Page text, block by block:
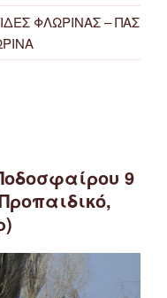
ΦΛΩΡΙΝΑΣ – ΠΑΣ
12/2017
9